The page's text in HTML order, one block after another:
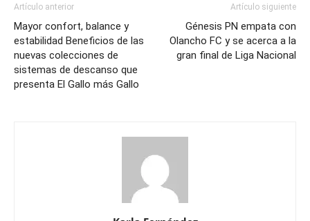
Artículo anterior
Mayor confort, balance y
estabilidad Beneficios de las
nuevas colecciones de
sistemas de descanso que
presenta El Gallo más Gallo
Artículo siguiente
Génesis PN empata con
Olancho FC y se acerca a la
gran final de Liga Nacional